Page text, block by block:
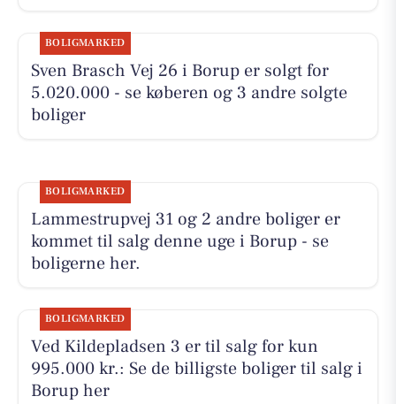
BOLIGMARKED
Sven Brasch Vej 26 i Borup er solgt for
5.020.000 - se køberen og 3 andre solgte
boliger
BOLIGMARKED
Lammestrupvej 31 og 2 andre boliger er
kommet til salg denne uge i Borup - se
boligerne her.
BOLIGMARKED
Ved Kildepladsen 3 er til salg for kun
995.000 kr.: Se de billigste boliger til salg i
Borup her